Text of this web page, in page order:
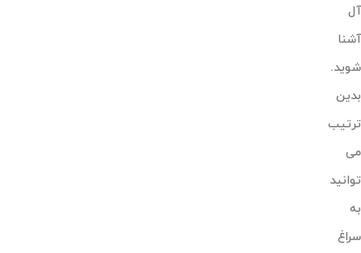
آل
آشنا
شوید.
بدین
ترتیب
می
توانید
به
سراغ